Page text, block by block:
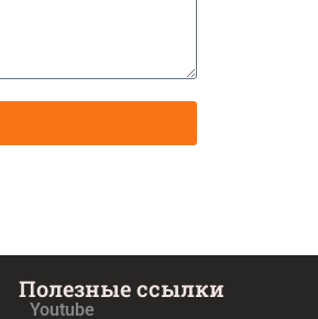
Полезные ссылки
Youtube